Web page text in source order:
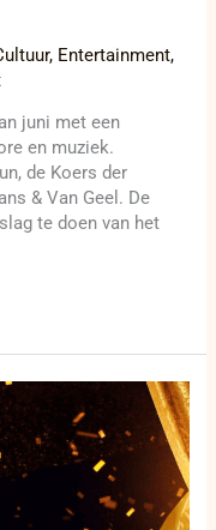
, Entertainment,
juni met een
en muziek.
de Koers der
& Van Geel. De
te doen van het